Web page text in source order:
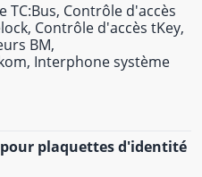
Contrôle d'accès
Contrôle d'accès tKey,
BM,
Interphone système
plaquettes d'identité